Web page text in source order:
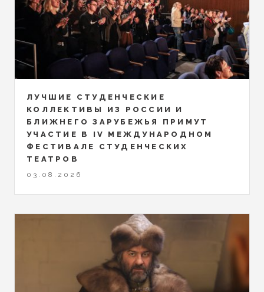
ЛУЧШИЕ СТУДЕНЧЕСКИЕ
КОЛЛЕКТИВЫ ИЗ РОССИИ И
БЛИЖНЕГО ЗАРУБЕЖЬЯ ПРИМУТ
УЧАСТИЕ В IV МЕЖДУНАРОДНОМ
ФЕСТИВАЛЕ СТУДЕНЧЕСКИХ
ТЕАТРОВ
03.08.2026